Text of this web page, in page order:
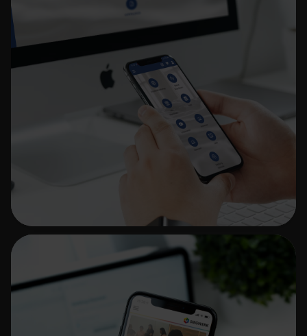
E-Procurement mit TYPO3 und
nativen Apps
MyKannegiesser